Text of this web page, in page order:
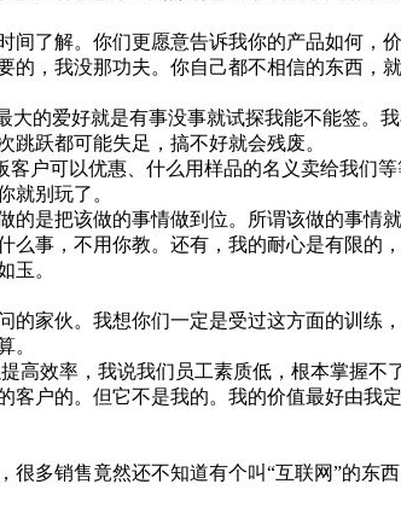
解。你们更愿意告诉我你的产品如何，
，我没那功夫。你自己都不相信的东西，就
爱好就是有事没事就试探我能不能签。
跃都可能失足，搞不好就会残废。
可以优惠、什么用样品的名义卖给我们
就别玩了。
把该做的事情做到位。所谓该做的事情
事，不用你教。还有，我的耐心是有限的
玉。
伙。我想你们一定是受过这方面的训练
。
效率，我说我们员工素质低，根本掌握不
的。但它不是我的。我的价值最好由我
销售竟然还不知道有个叫“互联网”的东